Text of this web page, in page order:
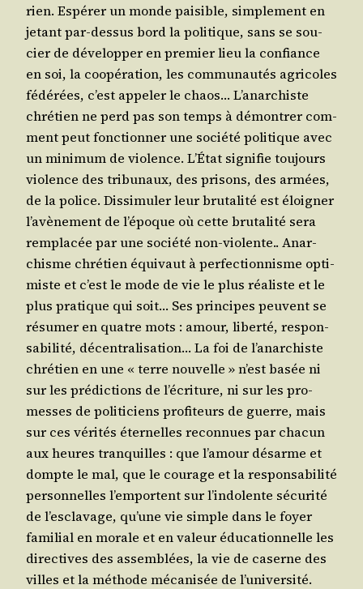
rien. Espé­rer un monde pai­sible, sim­ple­ment en
jetant par-des­sus bord la poli­tique, sans se sou­
cier de déve­lop­per en pre­mier lieu la confiance
en soi, la coopé­ra­tion, les com­mu­nau­tés agri­coles
fédé­rées, c’est appe­ler le chaos… L’a­nar­chiste
chré­tien ne perd pas son temps à démon­trer com­
ment peut fonc­tion­ner une socié­té poli­tique avec
un mini­mum de vio­lence. L’É­tat signi­fie tou­jours
vio­lence des tri­bu­naux, des pri­sons, des armées,
de la police. Dis­si­mu­ler leur bru­ta­li­té est éloi­gner
l’a­vè­ne­ment de l’é­poque où cette bru­ta­li­té sera
rem­pla­cée par une socié­té non-vio­lente.. Anar­
chisme chré­tien équi­vaut à per­fec­tion­nisme opti­
miste et c’est le mode de vie le plus réa­liste et le
plus pra­tique qui soit… Ses prin­cipes peuvent se
résu­mer en quatre mots : amour, liber­té, res­pon­
sa­bi­li­té, décen­tra­li­sa­tion… La foi de l’a­nar­chiste
chré­tien en une « terre nou­velle » n’est basée ni
sur les pré­dic­tions de l’é­cri­ture, ni sur les pro­
messes de poli­ti­ciens pro­fi­teurs de guerre, mais
sur ces véri­tés éter­nelles recon­nues par cha­cun
aux heures tran­quilles : que l’a­mour désarme et
dompte le mal, que le cou­rage et la res­pon­sa­bi­li­té
per­son­nelles l’emportent sur l’in­do­lente sécu­ri­té
de l’es­cla­vage, qu’une vie simple dans le foyer
fami­lial en morale et en valeur édu­ca­tion­nelle les
direc­tives des assem­blées, la vie de caserne des
villes et la méthode méca­ni­sée de l’université.